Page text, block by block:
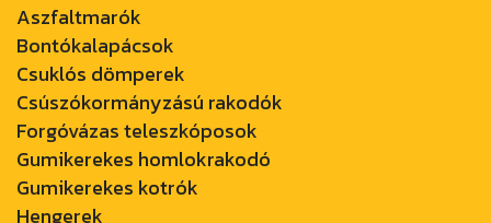
Aszfaltmarók
Bontókalapácsok
Csuklós dömperek
Csúszókormányzású rakodók
Forgóvázas teleszkóposok
Gumikerekes homlokrakodó
Gumikerekes kotrók
Hengerek